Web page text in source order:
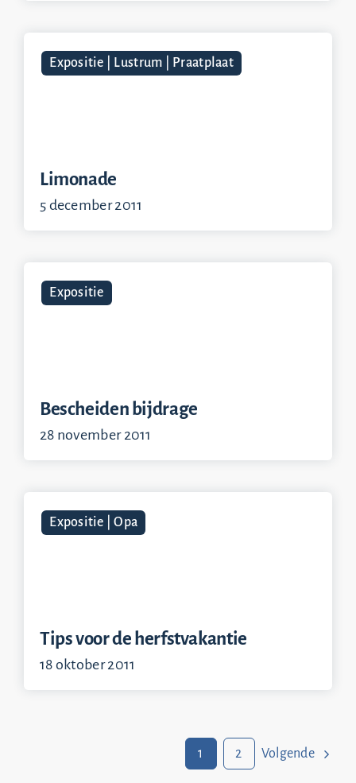
Expositie | Lustrum | Praatplaat
Limonade
5 december 2011
Expositie
Bescheiden bijdrage
28 november 2011
Expositie | Opa
Tips voor de herfstvakantie
18 oktober 2011
1 2 Volgende